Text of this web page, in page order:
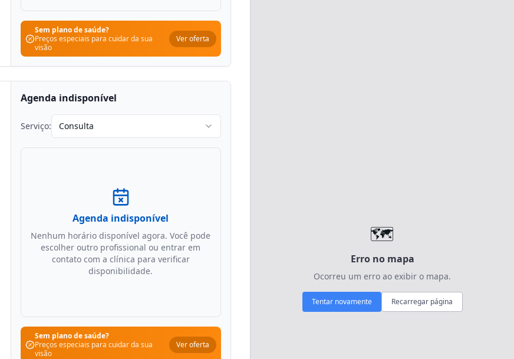
Sem plano de saúde?
Preços especiais para cuidar da sua
visão
Ver oferta
Agenda indisponível
Serviço: Consulta
Agenda indisponível
Nenhum horário disponível agora. Você pode
escolher outro profissional ou entrar em
contato com a clínica para verificar
disponibilidade.
Sem plano de saúde?
Preços especiais para cuidar da sua
visão
Ver oferta
🗺️
Erro no mapa
Ocorreu um erro ao exibir o mapa.
Tentar novamente Recarregar página